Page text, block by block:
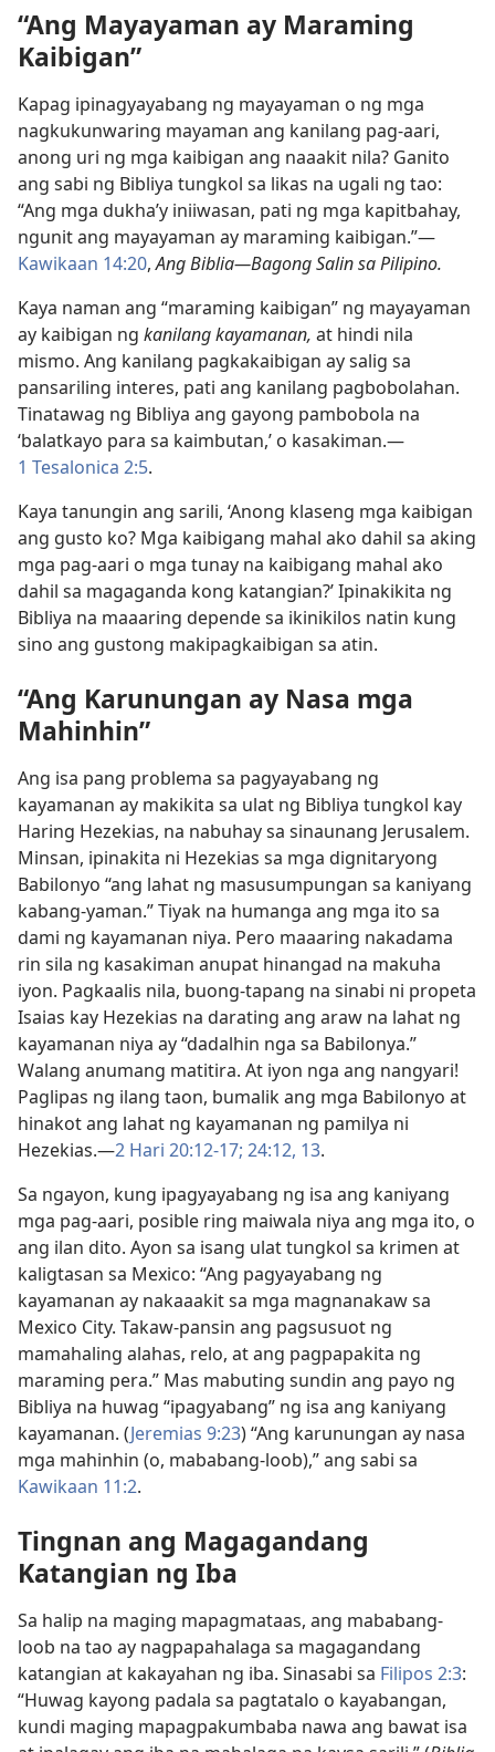
“Ang Mayayaman ay Maraming
Kaibigan”
Kapag ipinagyayabang ng mayayaman o ng mga
nagkukunwaring mayaman ang kanilang pag-aari,
anong uri ng mga kaibigan ang naaakit nila? Ganito
ang sabi ng Bibliya tungkol sa likas na ugali ng tao:
“Ang mga dukha’y iniiwasan, pati ng mga kapitbahay,
ngunit ang mayayaman ay maraming kaibigan.”—
Kawikaan 14:20,Ang Biblia—Bagong Salin sa Pilipino.
Kaya naman ang “maraming kaibigan” ng mayayaman
ay kaibigan ng kanilang kayamanan, at hindi nila
mismo. Ang kanilang pagkakaibigan ay salig sa
pansariling interes, pati ang kanilang pagbobolahan.
Tinatawag ng Bibliya ang gayong pambobola na
‘balatkayo para sa kaimbutan,’ o kasakiman.—
1 Tesalonica 2:5.
Kaya tanungin ang sarili, ‘Anong klaseng mga kaibigan
ang gusto ko? Mga kaibigang mahal ako dahil sa aking
mga pag-aari o mga tunay na kaibigang mahal ako
dahil sa magaganda kong katangian?’ Ipinakikita ng
Bibliya na maaaring depende sa ikinikilos natin kung
sino ang gustong makipagkaibigan sa atin.
“Ang Karunungan ay Nasa mga
Mahinhin”
Ang isa pang problema sa pagyayabang ng
kayamanan ay makikita sa ulat ng Bibliya tungkol kay
Haring Hezekias, na nabuhay sa sinaunang Jerusalem.
Minsan, ipinakita ni Hezekias sa mga dignitaryong
Babilonyo “ang lahat ng masusumpungan sa kaniyang
kabang-yaman.” Tiyak na humanga ang mga ito sa
dami ng kayamanan niya. Pero maaaring nakadama
rin sila ng kasakiman anupat hinangad na makuha
iyon. Pagkaalis nila, buong-tapang na sinabi ni propeta
Isaias kay Hezekias na darating ang araw na lahat ng
kayamanan niya ay “dadalhin nga sa Babilonya.”
Walang anumang matitira. At iyon nga ang nangyari!
Paglipas ng ilang taon, bumalik ang mga Babilonyo at
hinakot ang lahat ng kayamanan ng pamilya ni
Hezekias.—2 Hari 20:12-17; 24:12, 13.
Sa ngayon, kung ipagyayabang ng isa ang kaniyang
mga pag-aari, posible ring maiwala niya ang mga ito, o
ang ilan dito. Ayon sa isang ulat tungkol sa krimen at
kaligtasan sa Mexico: “Ang pagyayabang ng
kayamanan ay nakaaakit sa mga magnanakaw sa
Mexico City. Takaw-pansin ang pagsusuot ng
mamahaling alahas, relo, at ang pagpapakita ng
maraming pera.” Mas mabuting sundin ang payo ng
Bibliya na huwag “ipagyabang” ng isa ang kaniyang
kayamanan. (Jeremias 9:23) “Ang karunungan ay nasa
mga mahinhin (o, mababang-loob),” ang sabi sa
Kawikaan 11:2.
Tingnan ang Magagandang
Katangian ng Iba
Sa halip na maging mapagmataas, ang mababang-
loob na tao ay nagpapahalaga sa magagandang
katangian at kakayahan ng iba. Sinasabi sa Filipos 2:3:
“Huwag kayong padala sa pagtatalo o kayabangan,
kundi maging mapagpakumbaba nawa ang bawat isa